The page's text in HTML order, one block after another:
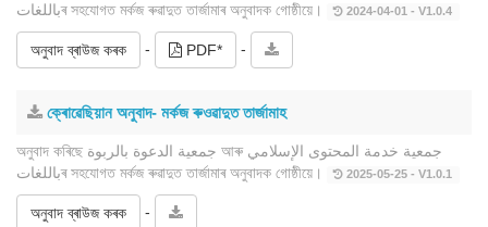
باللغاتৰ সহযোগত মৰ্কজ ৰুৱাদুত তাৰ্জামাৰ অনুবাদক গোষ্ঠীয়ে।
2024-04-01 - V1.0.4
অনুবাদ ব্ৰাউজ কৰক - PDF* -
ক্ৰোৱেছিয়ান অনুবাদ- মৰ্কজ ৰুওৱাদুত তাৰ্জামাহ
অনুবাদ কৰিছে جمعية الدعوة بالربوة আৰু جمعية خدمة المحتوى الإسلامي
باللغاتৰ সহযোগত মৰ্কজ ৰুৱাদুত তাৰ্জামাৰ অনুবাদক গোষ্ঠীয়ে।
2025-05-25 - V1.0.1
অনুবাদ ব্ৰাউজ কৰক -